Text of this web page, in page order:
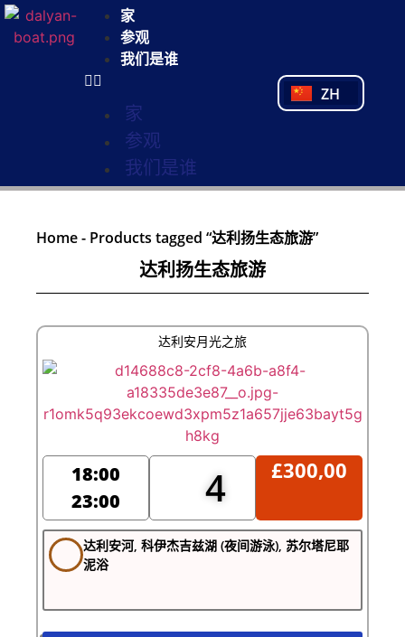
家
参观
我们是谁
家
参观
我们是谁
ZH
PT
TR
Home- Products tagged “达利扬生态旅游”
达利扬生态旅游
达利安月光之旅
18:00
23:00
4 £300,00
达利安河, 科伊杰吉兹湖 (夜间游泳), 苏尔塔尼耶
泥浴